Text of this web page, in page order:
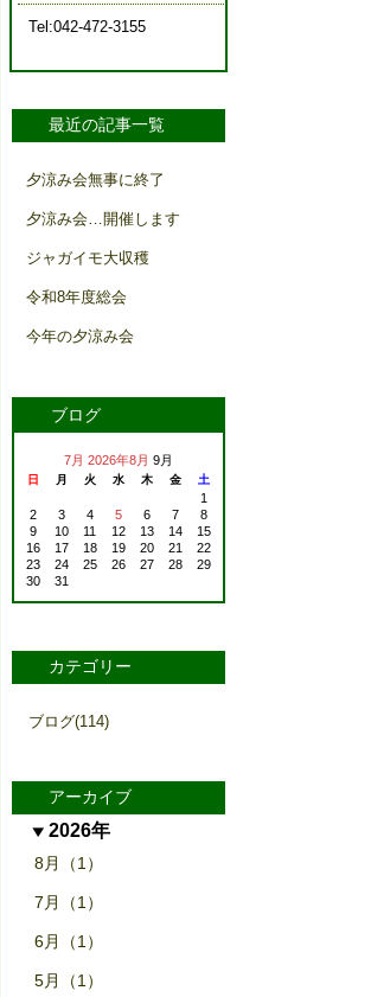
Tel:042-472-3155
最近の記事一覧
夕涼み会無事に終了
夕涼み会…開催します
ジャガイモ大収穫
令和8年度総会
今年の夕涼み会
ブログ
7月 2026年8月 9月
日 月 火 水 木 金 土
1
2
3 4 5 6 7
8
9
10 11 12 13 14
15
16
17 18 19 20 21
22
23
24 25 26 27 28
29
30
31
カテゴリー
ブログ(114)
アーカイブ
2026年
8月（1）
7月（1）
6月（1）
5月（1）